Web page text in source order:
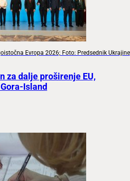
Evropa 2026; Foto: Predsednik Ukrajine
za dalje proširenje EU,
Island